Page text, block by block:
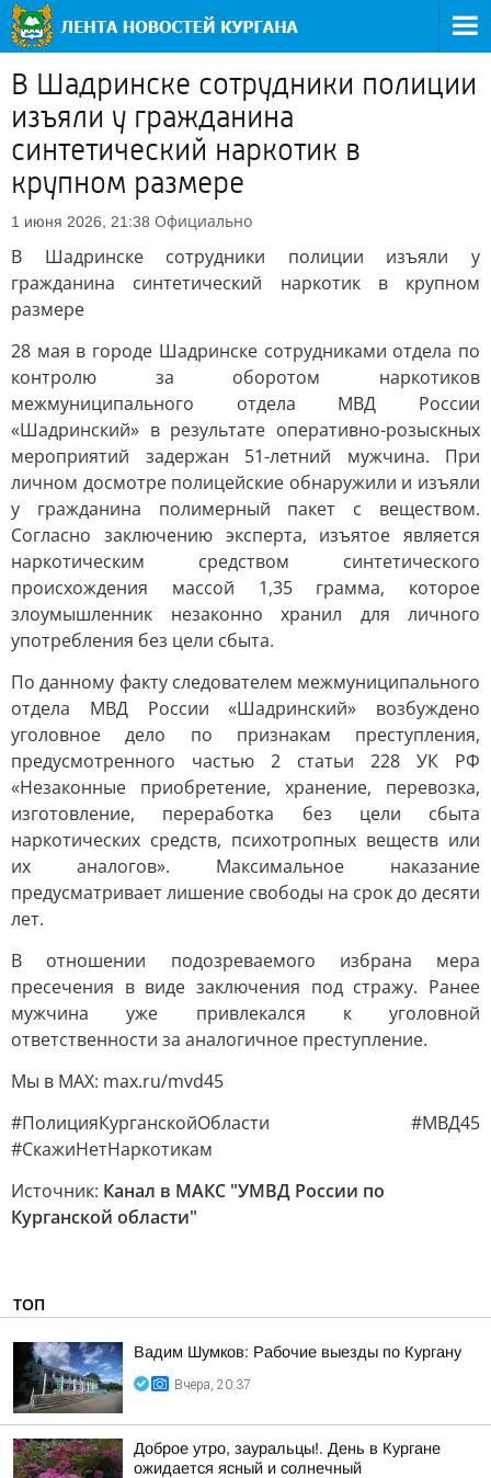
В Шадринске сотрудники полиции
изъяли у гражданина
синтетический наркотик в
крупном размере
1 июня 2026, 21:38 Официально
В Шадринске сотрудники полиции изъяли у
гражданина синтетический наркотик в крупном
размере
28 мая в городе Шадринске сотрудниками отдела по
контролю за оборотом наркотиков
межмуниципального отдела МВД России
«Шадринский» в результате оперативно-розыскных
мероприятий задержан 51-летний мужчина. При
личном досмотре полицейские обнаружили и изъяли
у гражданина полимерный пакет с веществом.
Согласно заключению эксперта, изъятое является
наркотическим средством синтетического
происхождения массой 1,35 грамма, которое
злоумышленник незаконно хранил для личного
употребления без цели сбыта.
По данному факту следователем межмуниципального
отдела МВД России «Шадринский» возбуждено
уголовное дело по признакам преступления,
предусмотренного частью 2 статьи 228 УК РФ
«Незаконные приобретение, хранение, перевозка,
изготовление, переработка без цели сбыта
наркотических средств, психотропных веществ или
их аналогов». Максимальное наказание
предусматривает лишение свободы на срок до десяти
лет.
В отношении подозреваемого избрана мера
пресечения в виде заключения под стражу. Ранее
мужчина уже привлекался к уголовной
ответственности за аналогичное преступление.
Мы в MAX: max.ru/mvd45
#ПолицияКурганскойОбласти #МВД45
#СкажиНетНаркотикам
Источник: Канал в МАКС "УМВД России по
Курганской области"
ТОП
Вадим Шумков: Рабочие выезды по Кургану
Вчера, 20:37
Доброе утро, зауральцы!. День в Кургане
ожидается ясный и солнечный